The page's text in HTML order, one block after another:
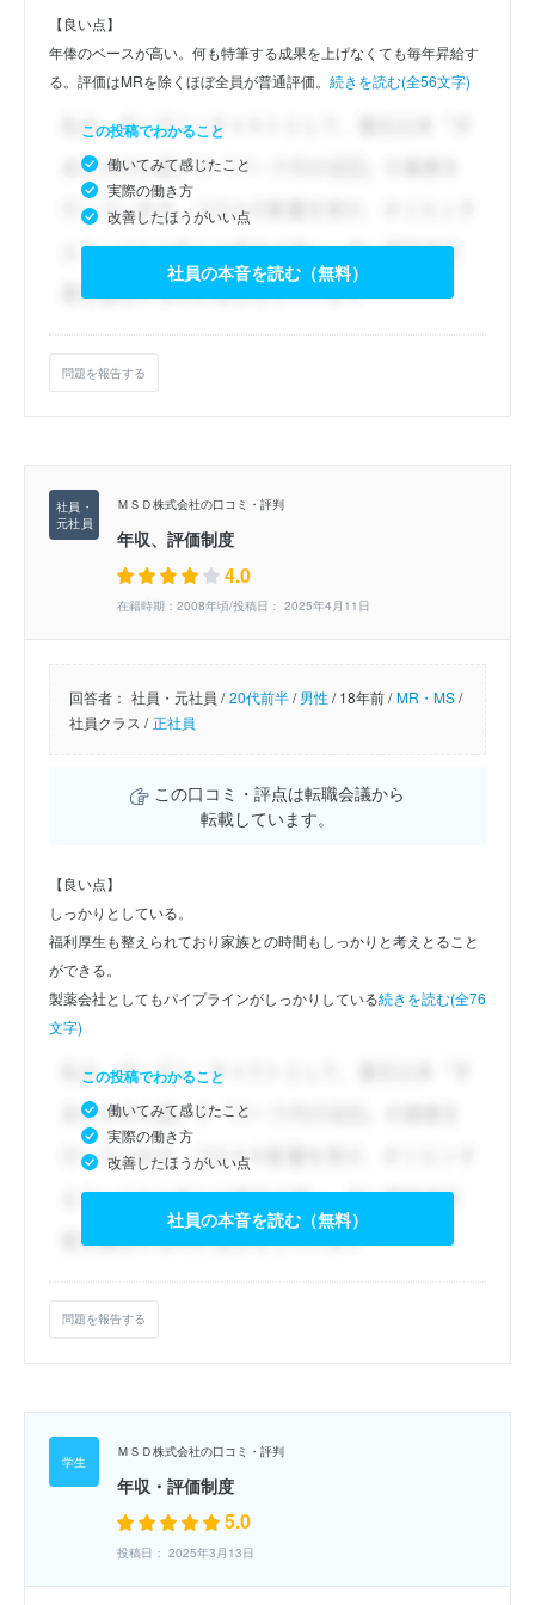
【良い点】
年俸のベースが高い。何も特筆する成果を上げなくても毎年昇給す
る。評価はMRを除くほぼ全員が普通評価。 続きを読む(全56文字)
この投稿でわかること
働いてみて感じたこと
実際の働き方
改善したほうがいい点
社員の本音を読む（無料）
問題を報告する
ＭＳＤ株式会社の口コミ・評判
年収、評価制度
4.0
在籍時期：2008年頃/投稿日： 2025年4月11日
回答者： 社員・元社員 / 20代前半/男性/18年前 / MR・MS/
社員クラス / 正社員
この口コミ・評点は転職会議から
転載しています。
【良い点】
しっかりとしている。
福利厚生も整えられており家族との時間もしっかりと考えとること
ができる。
製薬会社としてもパイプラインがしっかりしている続きを読む(全76
文字)
この投稿でわかること
働いてみて感じたこと
実際の働き方
改善したほうがいい点
社員の本音を読む（無料）
問題を報告する
ＭＳＤ株式会社の口コミ・評判
年収・評価制度
5.0
投稿日： 2025年3月13日